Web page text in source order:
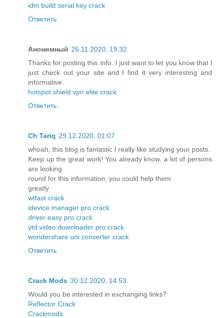
idm build serial key crack
Ответить
Анонимный 26.11.2020, 19:32
Thanks for posting this info. I just want to let you know that I
just check out your site and I find it very interesting and
informative.
hotspot shield vpn elite crack
Ответить
Ch Tariq 29.12.2020, 01:07
whoah, this blog is fantastic I really like studying your posts.
Keep up the great work! You already know, a lot of persons
are looking
round for this information, you could help them
greatly.
wtfast crack
idevice manager pro crack
driver easy pro crack
ytd video downloader pro crack
wondershare uni converter crack
Ответить
Crack Mods 30.12.2020, 14:53
Would you be interested in exchanging links?
Reflector Crack
Crackmods